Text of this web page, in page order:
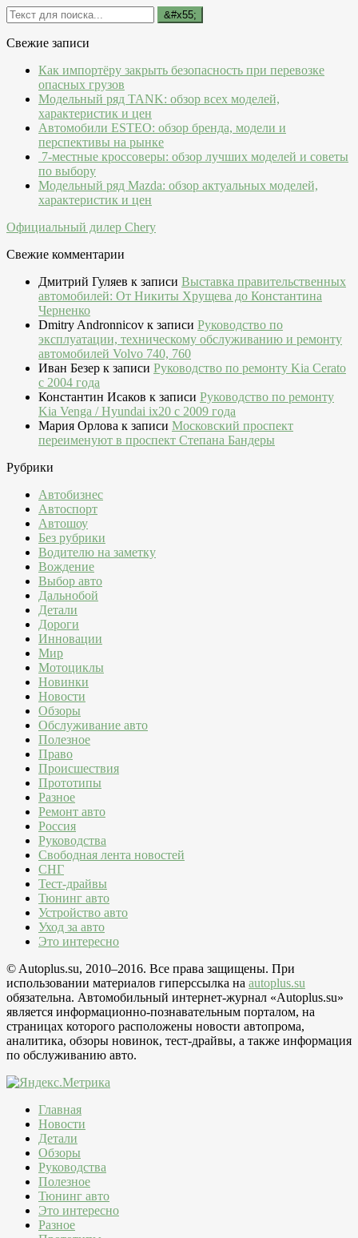
Свежие записи
Как импортёру закрыть безопасность при перевозке
опасных грузов
Модельный ряд TANK: обзор всех моделей,
характеристик и цен
Автомобили ESTEO: обзор бренда, модели и
перспективы на рынке
7-местные кроссоверы: обзор лучших моделей и советы
по выбору
Модельный ряд Mazda: обзор актуальных моделей,
характеристик и цен
Официальный дилер Chery
Свежие комментарии
Дмитрий Гуляев к записи Выставка правительственных
автомобилей: От Никиты Хрущева до Константина
Черненко
Dmitry Andronnicov к записи Руководство по
эксплуатации, техническому обслуживанию и ремонту
автомобилей Volvo 740, 760
Иван Безер к записи Руководство по ремонту Kia Cerato
c 2004 года
Константин Исаков к записи Руководство по ремонту
Kia Venga / Hyundai ix20 c 2009 года
Мария Орлова к записи Московский проспект
переименуют в проспект Степана Бандеры
Рубрики
Автобизнес
Автоспорт
Автошоу
Без рубрики
Водителю на заметку
Вождение
Выбор авто
Дальнобой
Детали
Дороги
Инновации
Мир
Мотоциклы
Новинки
Новости
Обзоры
Обслуживание авто
Полезное
Право
Происшествия
Прототипы
Разное
Ремонт авто
Россия
Руководства
Свободная лента новостей
СНГ
Тест-драйвы
Тюнинг авто
Устройство авто
Уход за авто
Это интересно
© Autoplus.su, 2010–2016. Все права защищены. При
использовании материалов гиперссылка на autoplus.su
обязательна. Автомобильный интернет-журнал «Autoplus.su»
является информационно-познавательным порталом, на
страницах которого расположены новости автопрома,
аналитика, обзоры новинок, тест-драйвы, а также информация
по обслуживанию авто.
Главная
Новости
Детали
Обзоры
Руководства
Полезное
Тюнинг авто
Это интересно
Разное